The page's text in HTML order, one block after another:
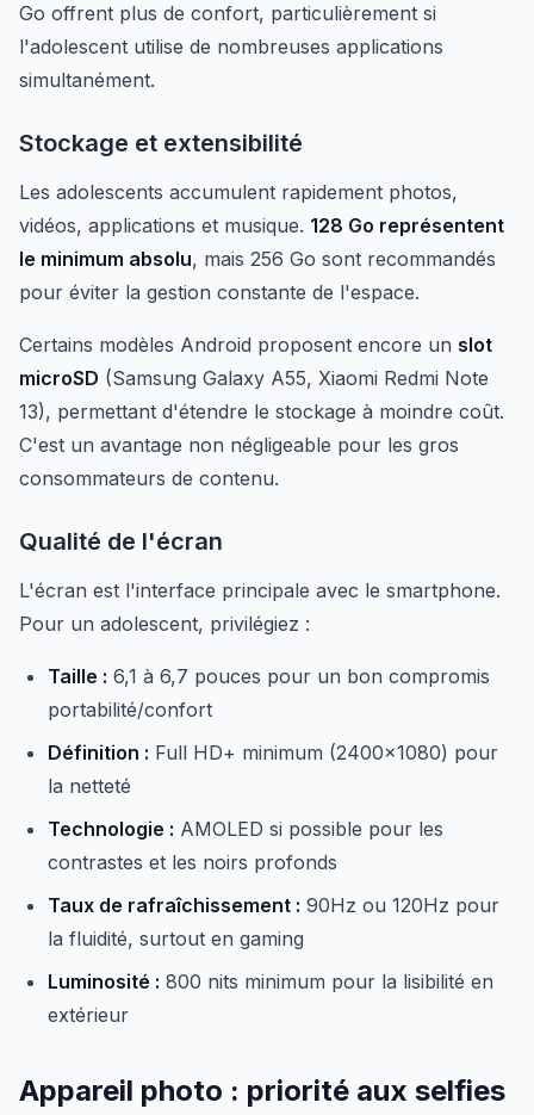
Go offrent plus de confort, particulièrement si
l'adolescent utilise de nombreuses applications
simultanément.
Stockage et extensibilité
Les adolescents accumulent rapidement photos,
vidéos, applications et musique. 128 Go représentent
le minimum absolu, mais 256 Go sont recommandés
pour éviter la gestion constante de l'espace.
Certains modèles Android proposent encore un slot
microSD (Samsung Galaxy A55, Xiaomi Redmi Note
13), permettant d'étendre le stockage à moindre coût.
C'est un avantage non négligeable pour les gros
consommateurs de contenu.
Qualité de l'écran
L'écran est l'interface principale avec le smartphone.
Pour un adolescent, privilégiez :
Taille : 6,1 à 6,7 pouces pour un bon compromis
portabilité/confort
Définition : Full HD+ minimum (2400x1080) pour
la netteté
Technologie : AMOLED si possible pour les
contrastes et les noirs profonds
Taux de rafraîchissement : 90Hz ou 120Hz pour
la fluidité, surtout en gaming
Luminosité : 800 nits minimum pour la lisibilité en
extérieur
Appareil photo : priorité aux selfies